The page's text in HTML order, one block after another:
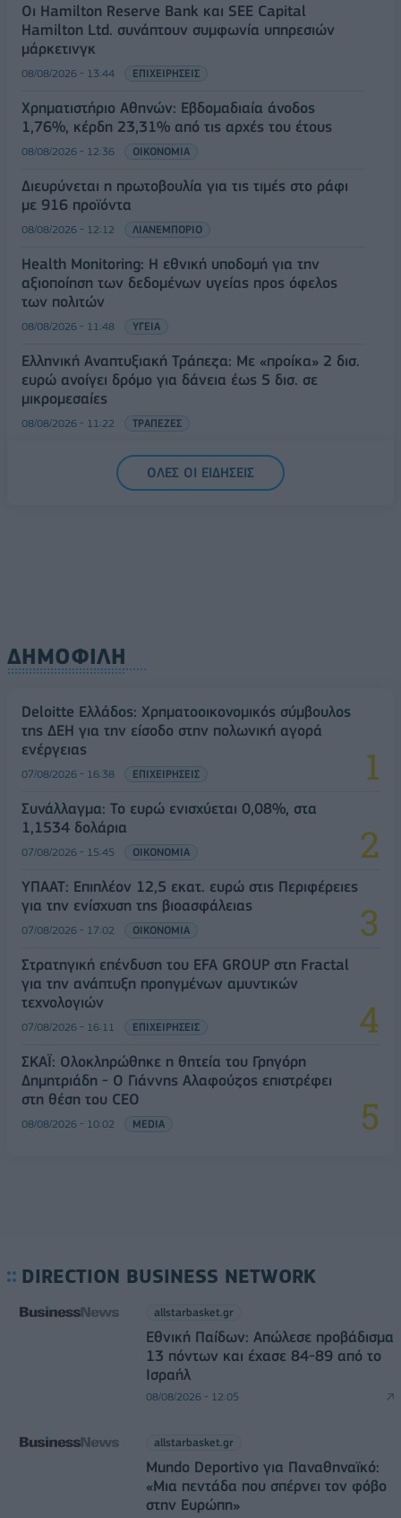
Οι Hamilton Reserve Bank και SEE Capital
Hamilton Ltd. συνάπτουν συμφωνία υπηρεσιών
μάρκετινγκ
08/08/2026 - 13:44 ΕΠΙΧΕΙΡΗΣΕΙΣ
Χρηματιστήριο Αθηνών: Εβδομαδιαία άνοδος
1,76%, κέρδη 23,31% από τις αρχές του έτους
08/08/2026 - 12:36 ΟΙΚΟΝΟΜΙΑ
Διευρύνεται η πρωτοβουλία για τις τιμές στο ράφι
με 916 προϊόντα
08/08/2026 - 12:12 ΛΙΑΝΕΜΠΟΡΙΟ
Health Monitoring: Η εθνική υποδομή για την
αξιοποίηση των δεδομένων υγείας προς όφελος
των πολιτών
08/08/2026 - 11:48 ΥΓΕΙΑ
Ελληνική Αναπτυξιακή Τράπεζα: Με «προίκα» 2 δισ.
ευρώ ανοίγει δρόμο για δάνεια έως 5 δισ. σε
μικρομεσαίες
08/08/2026 - 11:22 ΤΡΑΠΕΖΕΣ
5G παντού, 6G στον ορίζοντα: Πού βρίσκεται η
Ελλάδα στη μεγάλη τεχνολογική μετάβαση
ΟΛΕΣ ΟΙ ΕΙΔΗΣΕΙΣ
ΔΗΜΟΦΙΛΗ
Deloitte Ελλάδος: Χρηματοοικονομικός σύμβουλος
της ΔΕΗ για την είσοδο στην πολωνική αγορά
ενέργειας
07/08/2026 - 16:38 ΕΠΙΧΕΙΡΗΣΕΙΣ
Συνάλλαγμα: Το ευρώ ενισχύεται 0,08%, στα
1,1534 δολάρια
07/08/2026 - 15:45 ΟΙΚΟΝΟΜΙΑ
ΥΠΑΑΤ: Επιπλέον 12,5 εκατ. ευρώ στις Περιφέρειες
για την ενίσχυση της βιοασφάλειας
07/08/2026 - 17:02 ΟΙΚΟΝΟΜΙΑ
Στρατηγική επένδυση του EFA GROUP στη Fractal
για την ανάπτυξη προηγμένων αμυντικών
τεχνολογιών
07/08/2026 - 16:11 ΕΠΙΧΕΙΡΗΣΕΙΣ
ΣΚΑΪ: Ολοκληρώθηκε η θητεία του Γρηγόρη
Δημητριάδη - Ο Γιάννης Αλαφούζος επιστρέφει
στη θέση του CEO
08/08/2026 - 10:02 MEDIA
DIRECTION BUSINESS NETWORK
allstarbasket.gr
Εθνική Παίδων: Απώλεσε προβάδισμα
13 πόντων και έχασε 84-89 από το
Ισραήλ
08/08/2026 - 12:05
allstarbasket.gr
Mundo Deportivo για Παναθηναϊκό:
«Μια πεντάδα που σπέρνει τον φόβο
στην Ευρώπη»